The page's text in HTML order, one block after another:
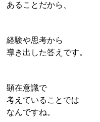
あることだから、
経験や思考から
導き出した答えです。
顕在意識で
考えていることでは
なんですね。